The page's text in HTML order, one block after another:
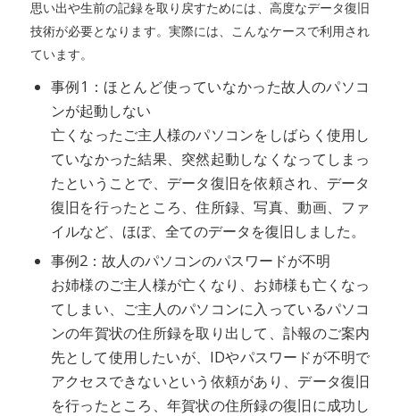
思い出や生前の記録を取り戻すためには、高度なデータ復旧
技術が必要となります。実際には、こんなケースで利用され
ています。
事例1：ほとんど使っていなかった故人のパソコ
ンが起動しない
亡くなったご主人様のパソコンをしばらく使用し
ていなかった結果、突然起動しなくなってしまっ
たということで、データ復旧を依頼され、データ
復旧を行ったところ、住所録、写真、動画、ファ
イルなど、ほぼ、全てのデータを復旧しました。
事例2：故人のパソコンのパスワードが不明
お姉様のご主人様が亡くなり、お姉様も亡くなっ
てしまい、ご主人のパソコンに入っているパソコ
ンの年賀状の住所録を取り出して、訃報のご案内
先として使用したいが、IDやパスワードが不明で
アクセスできないという依頼があり、データ復旧
を行ったところ、年賀状の住所録の復旧に成功し